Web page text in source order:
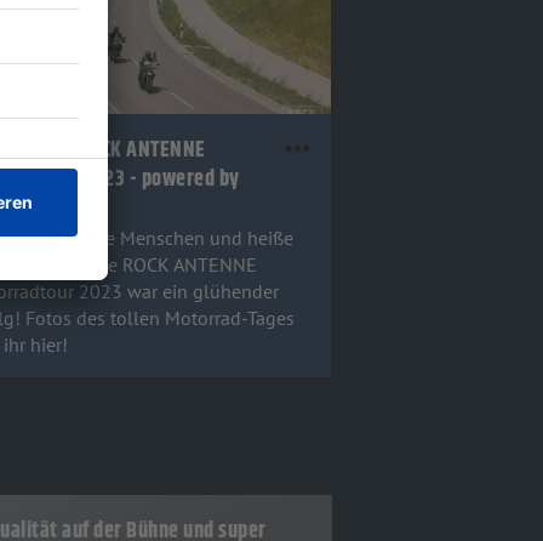
der ROCK ANTENNE
2023 - powered by
Bikes, heiße Menschen und heiße
- die ROCK ANTENNE
2023 war ein glühender
Fotos des tollen Motorrad-Tages
hier!
auf der Bühne und super